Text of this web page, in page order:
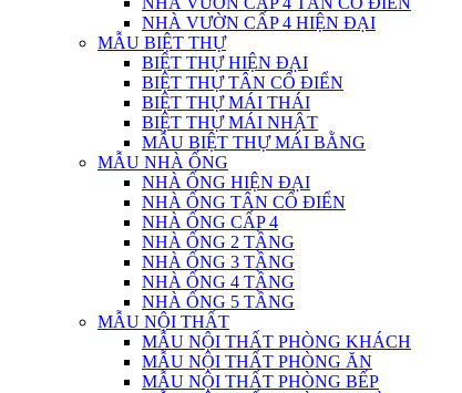
NHÀ VƯỜN CẤP 4 HIỆN ĐẠI
MẪU BIỆT THỰ
BIỆT THỰ HIỆN ĐẠI
BIỆT THỰ TÂN CỔ ĐIỂN
BIỆT THỰ MÁI THÁI
BIỆT THỰ MÁI NHẬT
MẪU BIỆT THỰ MÁI BẰNG
MẪU NHÀ ỐNG
NHÀ ỐNG HIỆN ĐẠI
NHÀ ỐNG TÂN CỔ ĐIỂN
NHÀ ỐNG CẤP 4
NHÀ ỐNG 2 TẦNG
NHÀ ỐNG 3 TẦNG
NHÀ ỐNG 4 TẦNG
NHÀ ỐNG 5 TẦNG
MẪU NỘI THẤT
MẪU NỘI THẤT PHÒNG KHÁCH
MẪU NỘI THẤT PHÒNG ĂN
MẪU NỘI THẤT PHÒNG BẾP